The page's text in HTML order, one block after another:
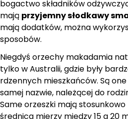
a
bogactwo składników
mają przyjemny słodkawy
mają dodatków, można
sposobów.
Niegdyś orzechy makadamia
tylko w Australii, gdzie były
rdzennych mieszkańców. Są
samej nazwie, należącej do
Same orzeszki mają
średnica mierzy między 15 a 20